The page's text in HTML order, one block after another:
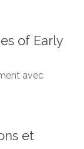
of Early
avec
et